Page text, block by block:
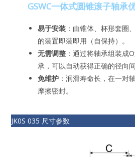
GSWC一体式圆锥滚子轴承
易于安装：由锥体、杯形套圈
的装置即装即用（自保持）。
无需调整：通过将轴承组装成
承，可以自动获得正确的径向间
免维护：润滑寿命长，在一对
摩擦密封。
JK0S 035 尺寸参数